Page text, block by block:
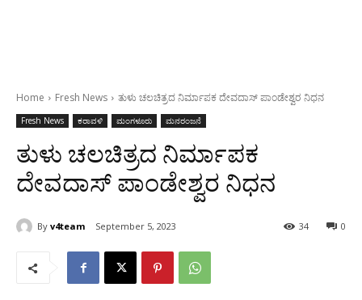
Home Fresh News ತುಳು ಚಲಚಿತ್ರದ ನಿರ್ಮಾಪಕ ದೇವದಾಸ್ ಪಾಂಡೇಶ್ವರ ನಿಧನ
Fresh News ಕರಾವಳಿ ಮಂಗಳೂರು ಮನರಂಜನೆ
ತುಳು ಚಲಚಿತ್ರದ ನಿರ್ಮಾಪಕ
ದೇವದಾಸ್ ಪಾಂಡೇಶ್ವರ ನಿಧನ
By v4team September 5, 2023 0
34